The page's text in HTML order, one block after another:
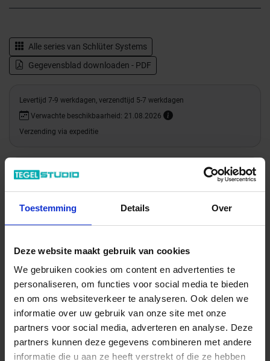
Toestemming Details Over
Deze website maakt gebruik van cookies
We gebruiken cookies om content en advertenties te
personaliseren, om functies voor social media te bieden
en om ons websiteverkeer te analyseren. Ook delen we
informatie over uw gebruik van onze site met onze
partners voor social media, adverteren en analyse. Deze
partners kunnen deze gegevens combineren met andere
informatie die u aan ze heeft verstrekt of die ze hebben
Alle series van Schlüter Systems
Gegevensblad downloaden - PDF
Levertijd 7-9 werkdagen, verzendtijd 5-7 werkdagen
Verwachte beschikbaarheid: 21.08.2026
Verzending via expeditie
18.81 € /Stuk
17,10 €/Stuk
6,84 € / lfm
Stuk
In het winkelmandje